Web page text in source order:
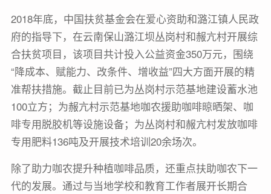
2018年底，中国扶贫基金会在爱心资助和潞江镇人民政
府的指导下，在云南保山潞江坝丛岗村和赧亢村开展综
合扶贫项目，该项目共计投入公益资金350万元，围绕
“降成本、赋能力、改条件、增收益”四大方面开展的精
准帮扶措施。截止目前已为丛岗村示范基地建设蓄水池
100立方；为赧亢村示范基地咖农援助咖啡晾晒架、咖
啡专用脱胶机等设施设备；为丛岗村和赧亢村发放咖啡
专用肥料136吨及开展技术培训20余场次。
除了助力咖农提升种植咖啡品质，还重点扶助咖农下一
代的发展。通过与当地学校和教育工作者展开长期合